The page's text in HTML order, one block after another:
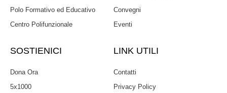
Polo Formativo ed Educativo
Centro Polifunzionale
Convegni
Eventi
SOSTIENICI
Dona Ora
5x1000
LINK UTILI
Contatti
Privacy Policy